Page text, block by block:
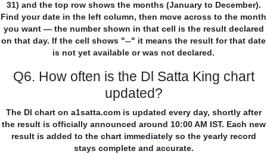
31) and the top row shows the months (January to December).
Find your date in the left column, then move across to the month
you want — the number shown in that cell is the result declared
on that day. If the cell shows "--" it means the result for that date
is not yet available or was not declared.
Q6. How often is the Dl Satta King chart
updated?
The Dl chart on a1satta.com is updated every day, shortly after
the result is officially announced around 10:00 AM IST. Each new
result is added to the chart immediately so the yearly record
stays complete and accurate.